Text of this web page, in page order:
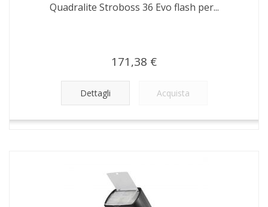
Quadralite Stroboss 36 Evo flash per...
171,38 €
Dettagli Acquista